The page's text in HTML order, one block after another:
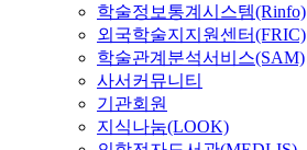
학술정보통계시스템(Rinfo)
외국학술지지원센터(FRIC)
학술관계분석서비스(SAM)
사서커뮤니티
기관회원
지식나눔(LOOK)